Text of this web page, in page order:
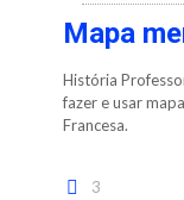
Mapa
História
fazer e usar
Francesa.
3